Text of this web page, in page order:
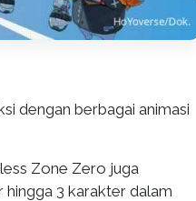
dengan berbagai animasi
Zone Zero juga
3 karakter dalam